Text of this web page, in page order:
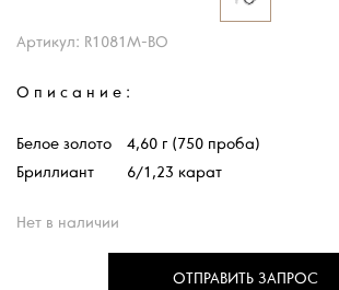
Артикул: R1081M-BO
Описание:
Белое золото
4,60 г (750 проба)
Бриллиант
6/1,23 карат
Нет в наличии
ОТПРАВИТЬ ЗАПРОС